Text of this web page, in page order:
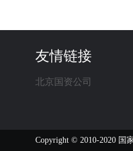
友情链接
北京国资公司
Copyright © 2010-2020 国